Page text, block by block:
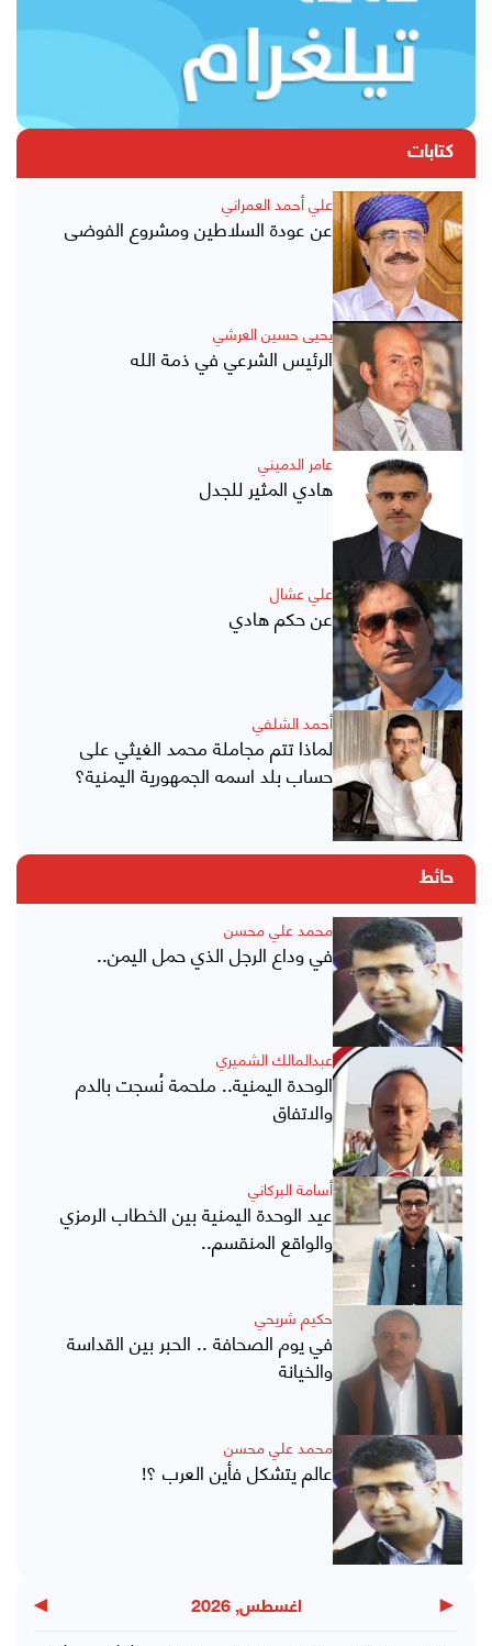
كتابات
علي أحمد العمراني
عن عودة السلاطين ومشروع الفوضى
يحيى حسين العرشي
الرئيس الشرعي في ذمة الله
عامر الدميني
هادي المثير للجدل
علي عشال
عن حكم هادي
أحمد الشلفي
لماذا تتم مجاملة محمد الغيثي على
حساب بلد اسمه الجمهورية اليمنية؟
حائط
محمد علي محسن
في وداع الرجل الذي حمل اليمن..
عبدالمالك الشميري
الوحدة اليمنية.. ملحمة نُسجت بالدم
والاتفاق
أسامة البركاني
عيد الوحدة اليمنية بين الخطاب الرمزي
والواقع المنقسم..
حكيم شريحي
في يوم الصحافة .. الحبر بين القداسة
والخيانة
محمد علي محسن
عالم يتشكل فأين العرب ؟!
◀ اغسطس, 2026 ▶